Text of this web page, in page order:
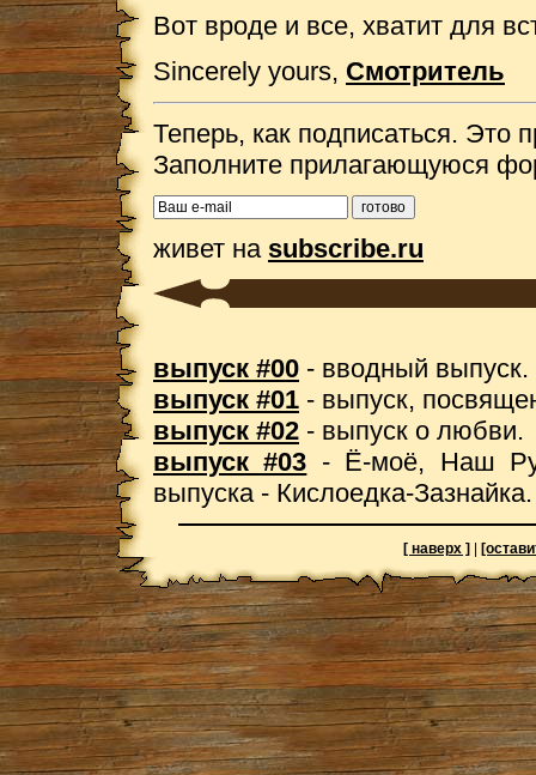
Вот вроде и все, хватит для
Sincerely yours, Смотритель
Теперь, как подписаться. Это
Заполните прилагающуюся
живет на subscribe.ru
выпуск #00 - вводный выпуск.
выпуск #01 - выпуск,
выпуск #02 - выпуск о любви.
выпуск #03 - Ё-моё, Наш
выпуска - Кислоедка-Зазнайка.
[ наверх ]